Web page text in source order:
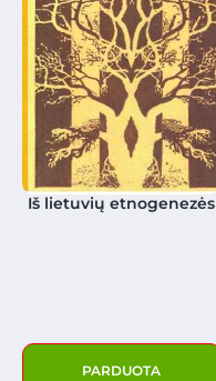
Iš lietuvių etnogenezės
PARDUOTA